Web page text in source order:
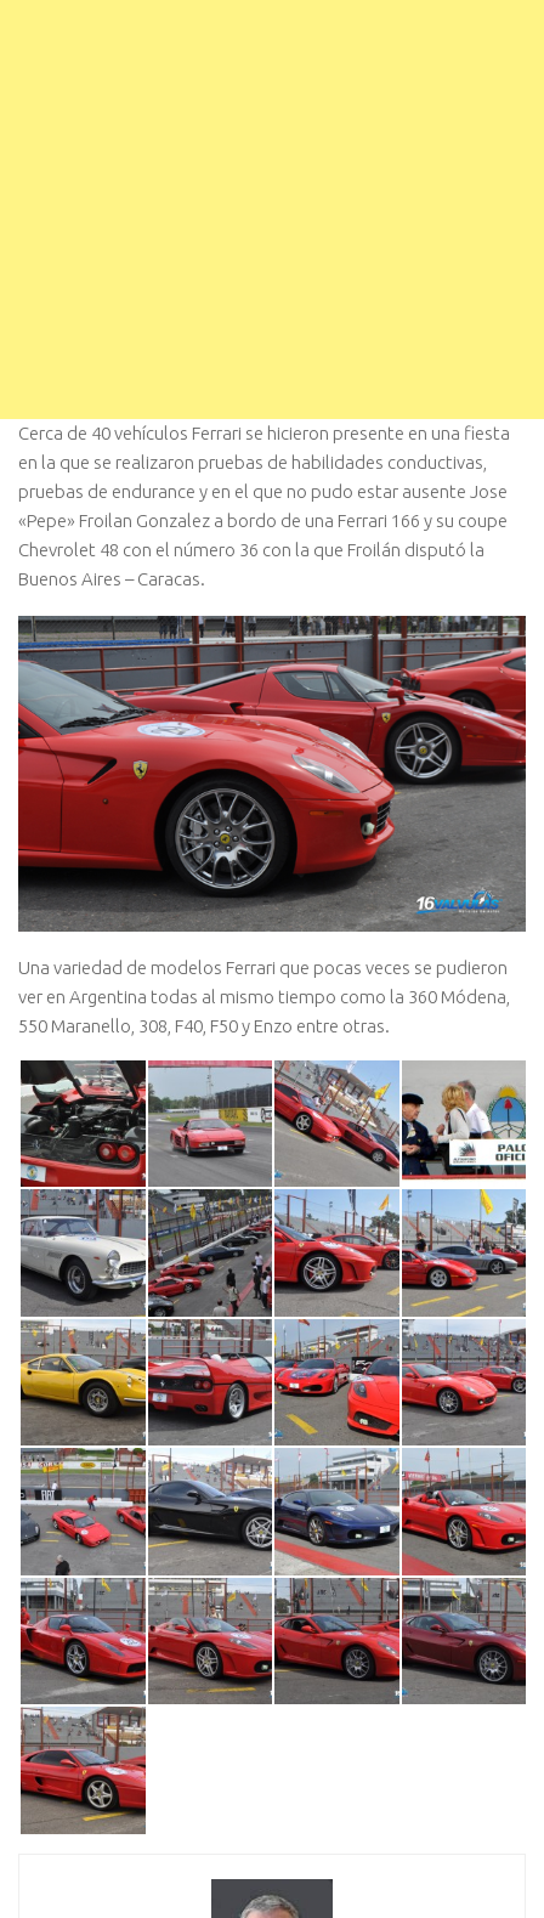
Cerca de 40 vehículos Ferrari se hicieron presente en una fiesta
en la que se realizaron pruebas de habilidades conductivas,
pruebas de endurance y en el que no pudo estar ausente Jose
«Pepe» Froilan Gonzalez a bordo de una Ferrari 166 y su coupe
Chevrolet 48 con el número 36 con la que Froilán disputó la
Buenos Aires – Caracas.
Una variedad de modelos Ferrari que pocas veces se pudieron
ver en Argentina todas al mismo tiempo como la 360 Módena,
550 Maranello, 308, F40, F50 y Enzo entre otras.